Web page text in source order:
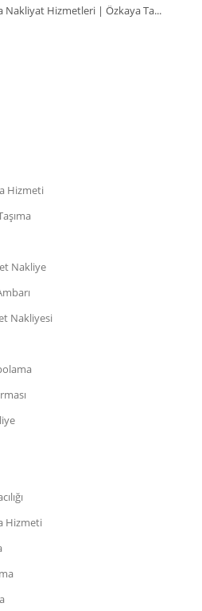
Nakliyat Hizmetleri | Özkaya Ta...
Hizmeti
Nakliye
Nakliyesi
Hizmeti